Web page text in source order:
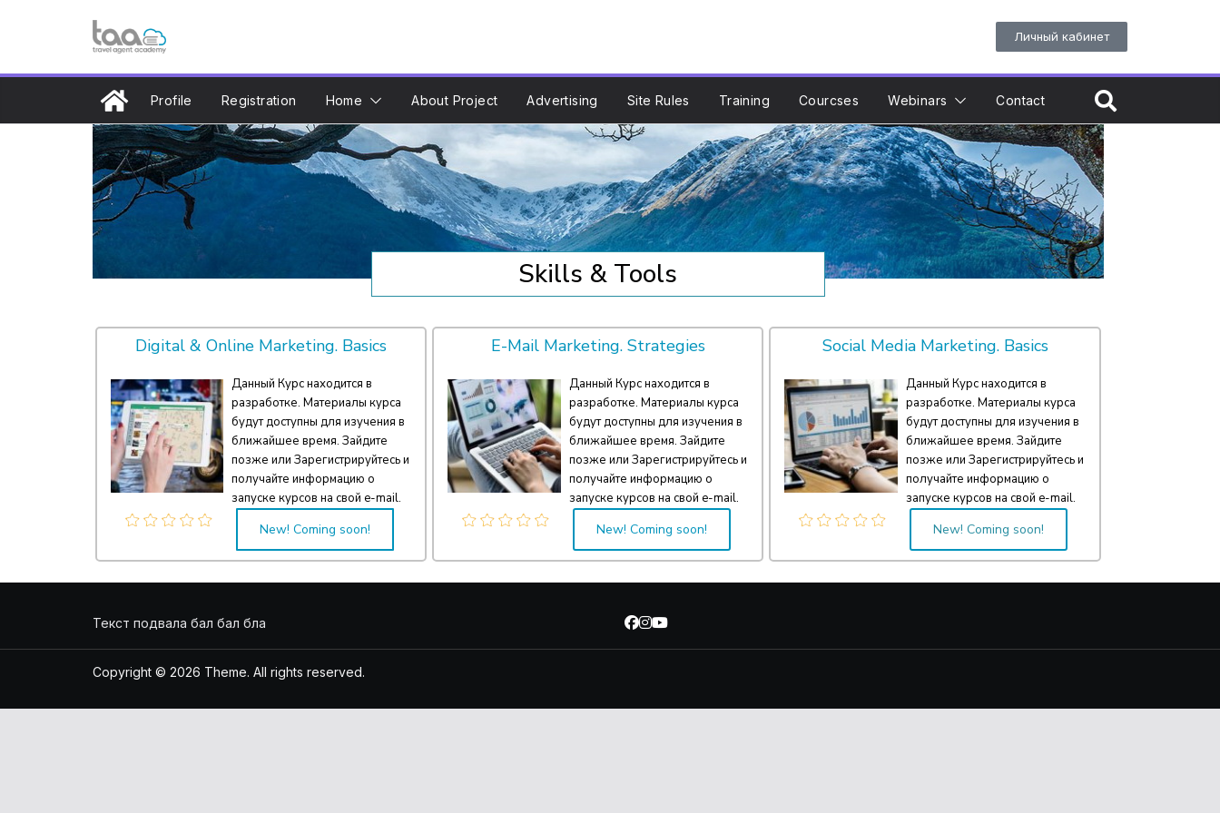
Личный кабинет
Profile Registration Home About Project Advertising Site Rules Training Courcses Webinars Contact
Skills & Tools
Digital & Online Marketing. Basics
Данный Курс находится в
разработке. Материалы курса
будут доступны для изучения в
ближайшее время. Зайдите
позже или Зарегистрируйтесь и
получайте информацию о
запуске курсов на свой e-mail.
New! Coming soon!
E-Mail Marketing. Strategies
Данный Курс находится в
разработке. Материалы курса
будут доступны для изучения в
ближайшее время. Зайдите
позже или Зарегистрируйтесь и
получайте информацию о
запуске курсов на свой e-mail.
New! Coming soon!
Social Media Marketing. Basics
Данный Курс находится в
разработке. Материалы курса
будут доступны для изучения в
ближайшее время. Зайдите
позже или Зарегистрируйтесь и
получайте информацию о
запуске курсов на свой e-mail.
New! Coming soon!
Текст подвала бал бал бла
Copyright © 2026 Theme. All rights reserved.